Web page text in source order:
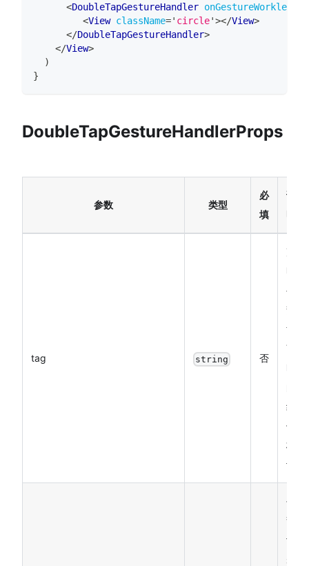
<DoubleTapGestureHandler onGestureWorklet
<View className=' circle'></View>
</DoubleTapGestureHandler>
</View>
)
}
DoubleTapGestureHandlerProps
参数 类型
必
填
说
tag string 否
声
手
势
协
商
组
件
标
识
手
势
识
别